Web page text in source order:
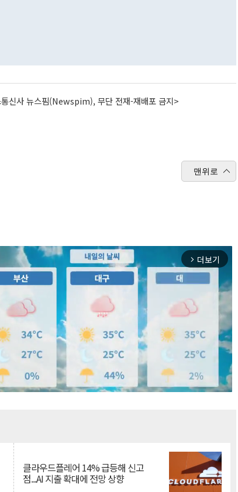
신사 뉴스핌(Newspim), 무단 전재-재배포 금지>
맨위로
arrow_forward_ios 더보기
클라우드플레어 14% 급등해 신고
점...AI 지출 확대에 전망 상향